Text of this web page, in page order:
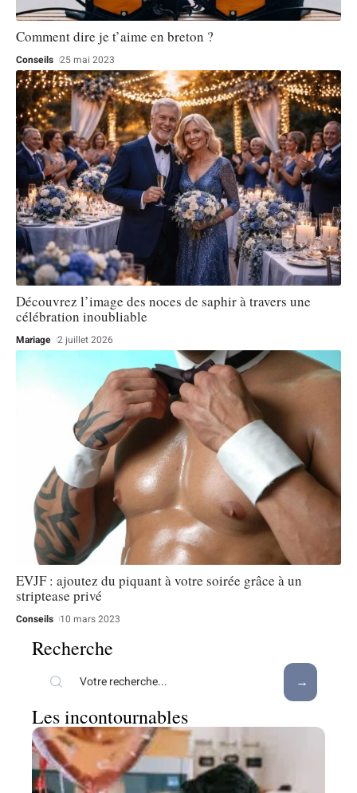
Comment dire je t’aime en breton ?
Conseils 25 mai 2023
Découvrez l’image des noces de saphir à travers une
célébration inoubliable
Mariage 2 juillet 2026
EVJF : ajoutez du piquant à votre soirée grâce à un
striptease privé
Conseils 10 mars 2023
Recherche
Les incontournables